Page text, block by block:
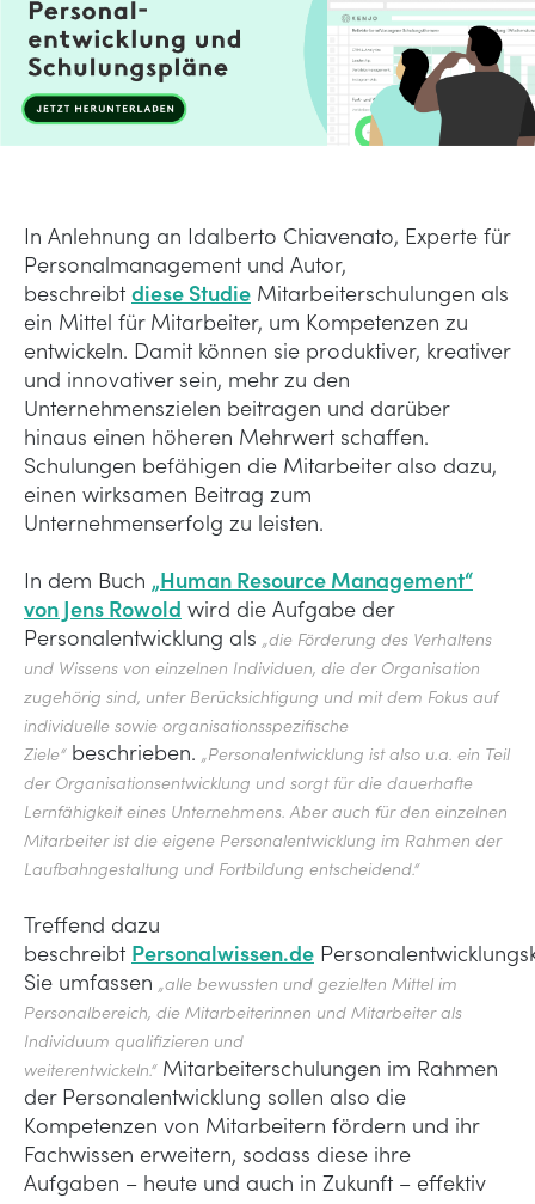
In Anlehnung an Idalberto Chiavenato, Experte für
Personalmanagement und Autor,
beschreibt diese Studie Mitarbeiterschulungen als
ein Mittel für Mitarbeiter, um Kompetenzen zu
entwickeln. Damit können sie produktiver, kreativer
und innovativer sein, mehr zu den
Unternehmenszielen beitragen und darüber
hinaus einen höheren Mehrwert schaffen.
Schulungen befähigen die Mitarbeiter also dazu,
einen wirksamen Beitrag zum
Unternehmenserfolg zu leisten.
In dem Buch „Human Resource Management“
von Jens Rowold wird die Aufgabe der
Personalentwicklung als „die Förderung des Verhaltens
und Wissens von einzelnen Individuen, die der Organisation
zugehörig sind, unter Berücksichtigung und mit dem Fokus auf
individuelle sowie organisationsspezifische
Ziele“beschrieben. „Personalentwicklung ist also u.a. ein Teil
der Organisationsentwicklung und sorgt für die dauerhafte
Lernfähigkeit eines Unternehmens. Aber auch für den einzelnen
Mitarbeiter ist die eigene Personalentwicklung im Rahmen der
Laufbahngestaltung und Fortbildung entscheidend.“
Treffend dazu
beschreibt Personalwissen.de
Sie umfassen „alle bewussten und gezielten Mittel im
Personalbereich, die Mitarbeiterinnen und Mitarbeiter als
Individuum qualifizieren und
weiterentwickeln.“Mitarbeiterschulungen im Rahmen
der Personalentwicklung sollen also die
Kompetenzen von Mitarbeitern fördern und ihr
Fachwissen erweitern, sodass diese ihre
Aufgaben – heute und auch in Zukunft – effektiv